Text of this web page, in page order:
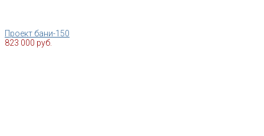
Проект бани-150
823 000 руб.